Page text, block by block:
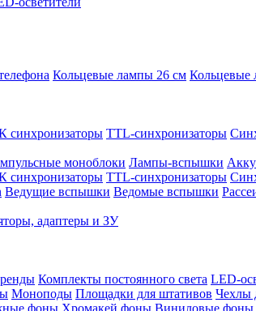
Кольцевые лампы 26 см Кольцевые
синхронизаторы TTL-синхронизаторы
моноблоки Лампы-вспышки
синхронизаторы TTL-синхронизаторы
Ведущие вспышки Ведомые вспышки
адаптеры и ЗУ
Комплекты постоянного света LED-
Моноподы Площадки для штативов Чехлы
фоны Хромакей фоны Виниловые фоны